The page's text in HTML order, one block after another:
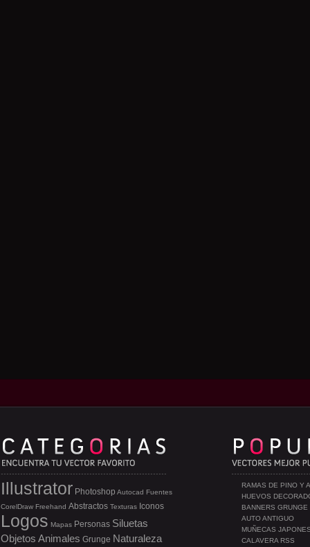
RAMAS DE PINO Y
HUEVOS
BANNERS GRUNGE
AUTO ANTIGUO
MUÑECAS
CALAVERA RSS
Illustrator Photoshop Autocad Fuentes
CorelDraw Freehand Abstractos Texturas Iconos
Logos Mapas Personas Siluetas
Objetos Animales Grunge Naturaleza